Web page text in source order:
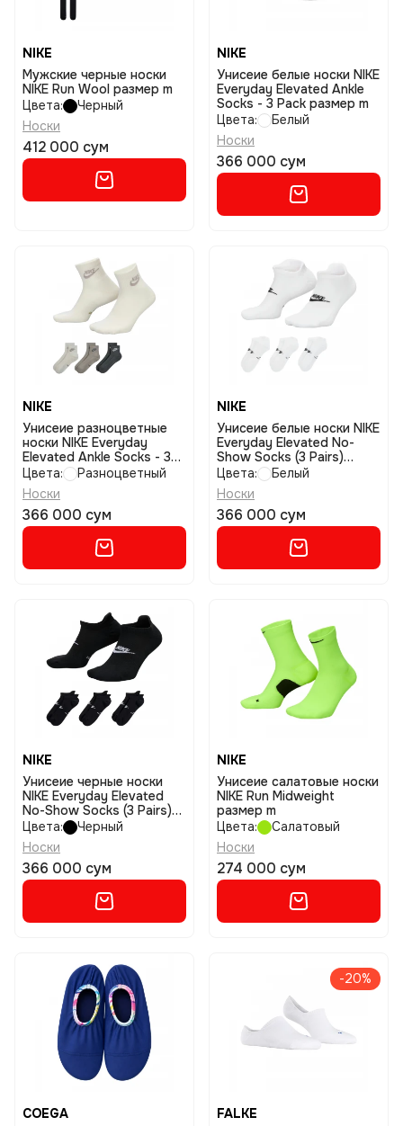
NIKE
Мужские черные носки
NIKE Run Wool размер m
Цвета:
Черный
Носки
412 000 сум
NIKE
Унисеие белые носки NIKE
Everyday Elevated Ankle
Socks - 3 Pack размер m
Цвета:
Белый
Носки
366 000 сум
NIKE
Унисеие разноцветные
носки NIKE Everyday
Elevated Ankle Socks - 3
Pack размер m
Цвета:
Разноцветный
Носки
366 000 сум
NIKE
Унисеие белые носки NIKE
Everyday Elevated No-
Show Socks (3 Pairs)
размер m
Цвета:
Белый
Носки
366 000 сум
NIKE
Унисеие черные носки
NIKE Everyday Elevated
No-Show Socks (3 Pairs)
размер l
Цвета:
Черный
Носки
366 000 сум
NIKE
Унисеие салатовые носки
NIKE Run Midweight
размер m
Цвета:
Салатовый
Носки
274 000 сум
COEGA
-20%
FALKE